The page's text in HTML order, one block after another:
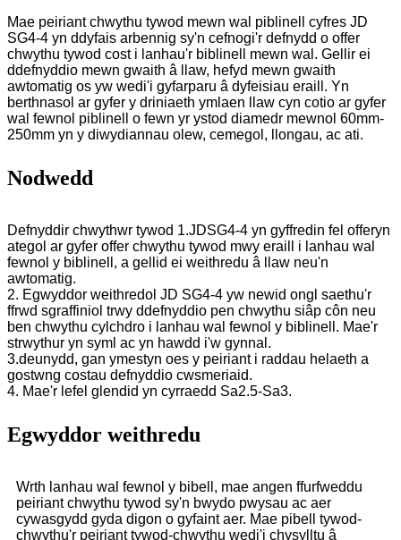
Mae peiriant chwythu tywod mewn wal piblinell cyfres JD
SG4-4 yn ddyfais arbennig sy'n cefnogi'r defnydd o offer
chwythu tywod cost i lanhau'r biblinell mewn wal. Gellir ei
ddefnyddio mewn gwaith â llaw, hefyd mewn gwaith
awtomatig os yw wedi'i gyfarparu â dyfeisiau eraill. Yn
berthnasol ar gyfer y driniaeth ymlaen llaw cyn cotio ar gyfer
wal fewnol piblinell o fewn yr ystod diamedr mewnol 60mm-
250mm yn y diwydiannau olew, cemegol, llongau, ac ati.
Nodwedd
Defnyddir chwythwr tywod 1.JDSG4-4 yn gyffredin fel offeryn
ategol ar gyfer offer chwythu tywod mwy eraill i lanhau wal
fewnol y biblinell, a gellid ei weithredu â llaw neu'n
awtomatig.
2. Egwyddor weithredol JD SG4-4 yw newid ongl saethu'r
ffrwd sgraffiniol trwy ddefnyddio pen chwythu siâp côn neu
ben chwythu cylchdro i lanhau wal fewnol y biblinell. Mae'r
strwythur yn syml ac yn hawdd i'w gynnal.
3.deunydd, gan ymestyn oes y peiriant i raddau helaeth a
gostwng costau defnyddio cwsmeriaid.
4. Mae'r lefel glendid yn cyrraedd Sa2.5-Sa3.
Egwyddor weithredu
Wrth lanhau wal fewnol y bibell, mae angen ffurfweddu
peiriant chwythu tywod sy'n bwydo pwysau ac aer
cywasgydd gyda digon o gyfaint aer. Mae pibell tywod-
chwythu'r peiriant tywod-chwythu wedi'i chysylltu â